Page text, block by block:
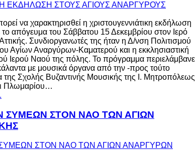
να χαρακτηρισθεί η χριστουγεννιάτικη εκδήλωση
απόγευμα του Σάββατου 15 Δεκεμβρίου στον Ιερό
Συνδιοργανωτές της ήταν η Δ/νση Πολιτισμού
Αγίων Αναργύρων-Καματερού και η εκκλησιαστική
Ιερού Ναού της πόλης. Το πρόγραμμα περιελάμβανε
με μουσικά όργανα από την -προς τούτο
Σχολής Βυζαντινής Μουσικής της Ι. Μητροπόλεως
Πλωμαρίου…
ΣΥΜΕΩΝ ΣΤΟΝ ΝΑΟ ΤΩΝ ΑΓΙΩΝ